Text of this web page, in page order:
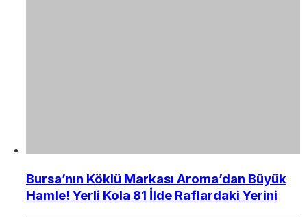
Bursa’nın Köklü Markası Aroma’dan Büyük
Hamle! Yerli Kola 81 İlde Raflardaki Yerini